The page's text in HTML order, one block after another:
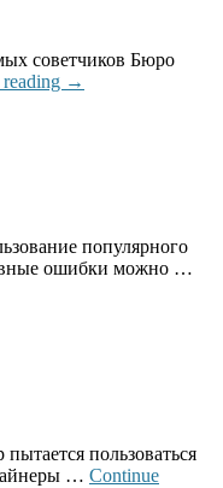
советчиков Бюро
→
популярного
ошибки можно …
пользоваться
… Continue